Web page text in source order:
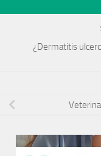
¿Dermatitis